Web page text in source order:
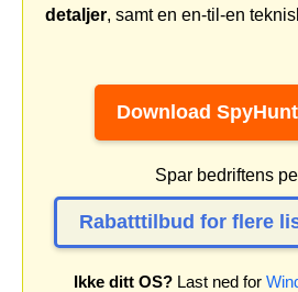
detaljer, samt en en-til-en
Download
Spar bedriftens
Rabatttilbud for flere
Ikke ditt OS? Last ned for